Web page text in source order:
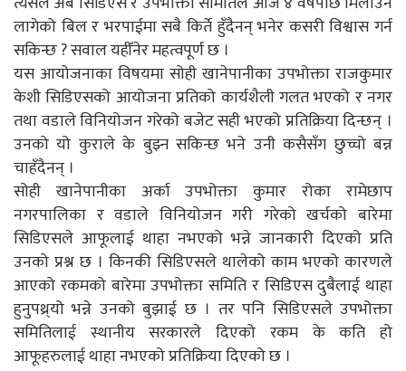
लागेको बिल र भरपाईमा सबै किर्ते हुँदैनन् भनेर कसरी विश्वास गर्न
सकिन्छ ? सवाल यहीँनेर महत्वपूर्ण छ ।
यस आयोजनाका विषयमा सोही खानेपानीका उपभोक्ता राजकुमार
केशी सिडिएसको आयोजना प्रतिको कार्यशैली गलत भएको र नगर
तथा वडाले विनियोजन गरेको बजेट सही भएको प्रतिक्रिया दिन्छन् ।
उनको यो कुराले के बुझ्न सकिन्छ भने उनी कसैसँग छुच्चो बन्न
चाहँदैनन् ।
सोही खानेपानीका अर्का उपभोक्ता कुमार रोका रामेछाप
नगरपालिका र वडाले विनियोजन गरी गरेको खर्चको बारेमा
सिडिएसले आफूलाई थाहा नभएको भन्ने जानकारी दिएको प्रति
उनको प्रश्न छ । किनकी सिडिएसले थालेको काम भएको कारणले
आएको रकमको बारेमा उपभोक्ता समिति र सिडिएस दुबैलाई थाहा
हुनुपथ्र्यो भन्ने उनको बुझाई छ । तर पनि सिडिएसले उपभोक्ता
समितिलाई स्थानीय सरकारले दिएको रकम के कति हो
आफूहरुलाई थाहा नभएको प्रतिक्रिया दिएको छ ।